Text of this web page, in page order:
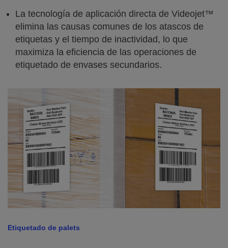
La tecnología de aplicación directa de Videojet™
elimina las causas comunes de los atascos de
etiquetas y el tiempo de inactividad, lo que
maximiza la eficiencia de las operaciones de
etiquetado de envases secundarios.
Etiquetado de palets